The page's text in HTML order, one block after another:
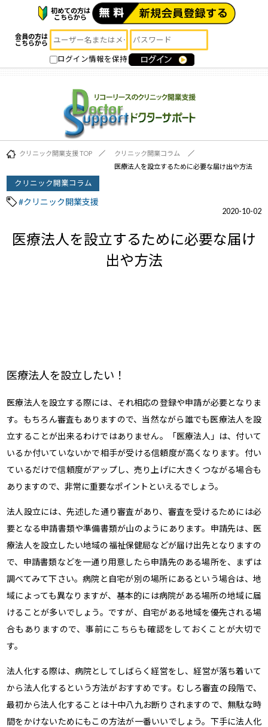
初めての方は
こちらから
会員の方は
こちらから
ログイン情報を保持
クリニック開業支援 TOP
クリニック開業コラム
医療法人を設立するために必要な届け出や方法
クリニック開業コラム
#クリニック開業支援
2020-10-02
医療法人を設立するために必要な届け
出や方法
医療法人を設立したい！
医療法人を設立する際には、それ相応の登録や申請が必要となりま
す。もちろん審査もありますので、当然ながら誰でも医療法人を設
立することが出来るわけではありません。「医療法人」は、付いて
いるか付いていないかで相手が受ける信頼度が高くなります。付い
ているだけで信頼度がアップし、売り上げに大きくつながる場合も
ありますので、非常に重要なポイントといえるでしょう。
法人設立には、先述した通り審査があり、審査を受けるためには必
要となる申請書類や準備書類が山のようにあります。申請先は、医
療法人を設立したい地域の福祉保健局などが届け出先となりますの
で、申請書類などを一通り用意したら申請先のある場所を、まずは
調べてみて下さい。病院と自宅が別の場所にあるという場合は、地
域によっても異なりますが、基本的には病院がある場所の地域に届
けることが多いでしょう。ですが、自宅がある地域を優先される場
合もありますので、事前にこちらも確認をしておくことが大切で
す。
法人化する際は、病院としてしばらく経営をし、経営が落ち着いて
から法人化するという方法がおすすめです。むしろ審査の段階で、
最初から法人化することは十中八九お断りされますので、無駄な時
間をかけないためにもこの方法が一番いいでしょう。下手に法人化